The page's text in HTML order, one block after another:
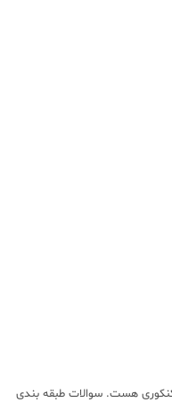
هست. سوالات طبقه بندی